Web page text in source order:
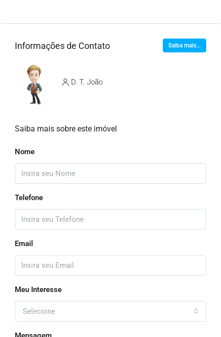
Informações de Contato Saiba mais...
D. T. João
Saiba mais sobre este imóvel
Nome
Telefone
Email
Meu Interesse
Selecione